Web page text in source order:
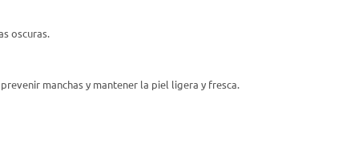
oscuras.
manchas y mantener la piel ligera y fresca.